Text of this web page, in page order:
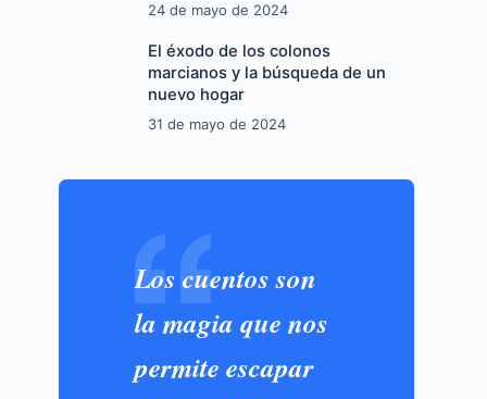
24 de mayo de 2024
El éxodo de los colonos
marcianos y la búsqueda de un
nuevo hogar
31 de mayo de 2024
Los cuentos son
la magia que nos
permite escapar